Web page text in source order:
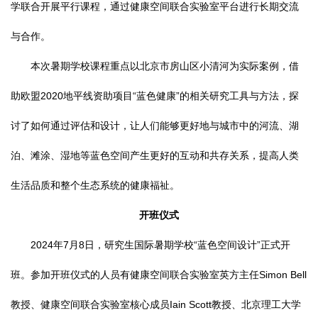
学联合开展平行课程，通过健康空间联合实验室平台进行长期交流
与合作。
本次暑期学校课程重点以北京市房山区小清河为实际案例，借
助欧盟2020地平线资助项目“蓝色健康”的相关研究工具与方法，探
讨了如何通过评估和设计，让人们能够更好地与城市中的河流、湖
泊、滩涂、湿地等蓝色空间产生更好的互动和共存关系，提高人类
生活品质和整个生态系统的健康福祉。
开班仪式
2024年7月8日，研究生国际暑期学校“蓝色空间设计”正式开
班。参加开班仪式的人员有健康空间联合实验室英方主任Simon Bell
教授、健康空间联合实验室核心成员Iain Scott教授、北京理工大学